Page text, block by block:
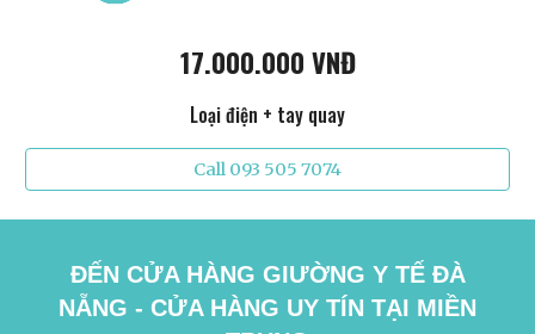
17.000.000 VNĐ
Loại điện + tay quay
Call 093 505 7074
ĐẾN CỬA HÀNG GIƯỜNG Y TẾ ĐÀ
NẴNG - CỬA HÀNG UY TÍN TẠI MIỀN